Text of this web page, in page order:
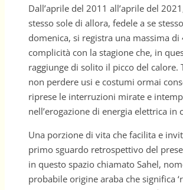
Dall’aprile del 2011 all’aprile del
stesso sole di allora, fedele a se
domenica, si registra una massima di
complicità con la stagione che, in
raggiunge di solito il picco del calore.
non perdere usi e costumi ormai
riprese le interruzioni mirate e
nell’erogazione di energia elettrica in
Una porzione di vita che facilita e
primo sguardo retrospettivo del
in questo spazio chiamato Sahel,
probabile origine araba che significa